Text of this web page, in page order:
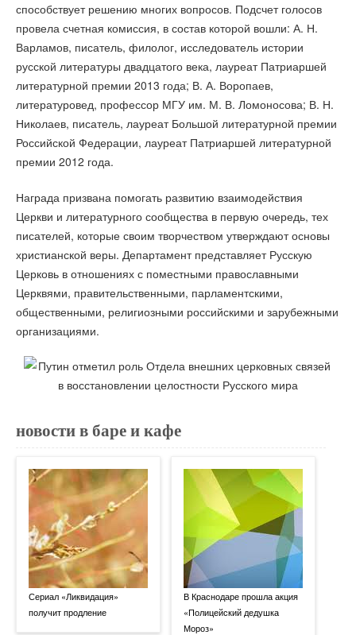
способствует решению многих вопросов. Подсчет голосов
провела счетная комиссия, в состав которой вошли: А. Н.
Варламов, писатель, филолог, исследователь истории
русской литературы двадцатого века, лауреат Патриаршей
литературной премии 2013 года; В. А. Воропаев,
литературовед, профессор МГУ им. М. В. Ломоносова; В. Н.
Николаев, писатель, лауреат Большой литературной премии
Российской Федерации, лауреат Патриаршей литературной
премии 2012 года.
Награда призвана помогать развитию взаимодействия
Церкви и литературного сообщества в первую очередь, тех
писателей, которые своим творчеством утверждают основы
христианской веры. Департамент представляет Русскую
Церковь в отношениях с поместными православными
Церквями, правительственными, парламентскими,
общественными, религиозными российскими и зарубежными
организациями.
новости в баре и кафе
Сериал «Ликвидация»
получит продление
В Краснодаре прошла акция
«Полицейский дедушка
Мороз»